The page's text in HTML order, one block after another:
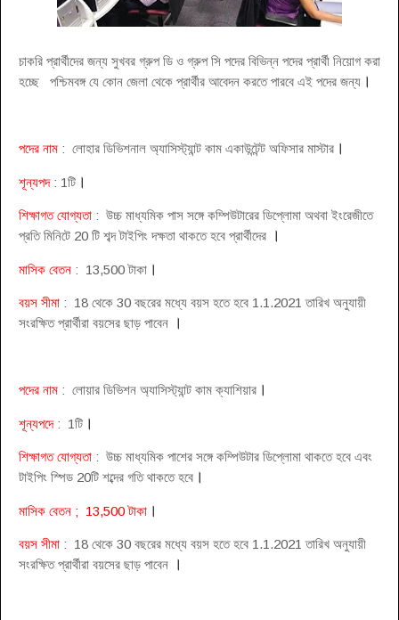
চাকরি প্রার্থীদের জন্য সুখবর গ্রুপ ডি ও গ্রুপ সি পদের বিভিন্ন পদের প্রার্থী নিয়োগ করা
হচ্ছে পশ্চিমবঙ্গ যে কোন জেলা থেকে প্রার্থীর আবেদন করতে পারবে এই পদের জন্য ।
পদের নাম : লোহার ডিভিশনাল অ্যাসিস্ট্যান্ট কাম একাউন্টেন্ট অফিসার মাস্টার ।
শূন্যপদ: 1টি ।
শিক্ষাগত যোগ্যতা : উচ্চ মাধ্যমিক পাস সঙ্গে কম্পিউটারের ডিপ্লোমা অথবা ইংরেজীতে
প্রতি মিনিটে 20 টি শব্দ টাইপিং দক্ষতা থাকতে হবে প্রার্থীদের ।
মাসিক বেতন : 13,500 টাকা ।
বয়স সীমা : 18 থেকে 30 বছরের মধ্যে বয়স হতে হবে 1.1.2021 তারিখ অনুযায়ী
সংরক্ষিত প্রার্থীরা বয়সের ছাড় পাবেন ।
পদের নাম : লোয়ার ডিভিশন অ্যাসিস্ট্যান্ট কাম ক্যাশিয়ার ।
শূন্যপদে: 1টি ।
শিক্ষাগত যোগ্যতা : উচ্চ মাধ্যমিক পাশের সঙ্গে কম্পিউটার ডিপ্লোমা থাকতে হবে এবং
টাইপিং স্পিড 20টি শব্দের গতি থাকতে হবে ।
মাসিক বেতন ; 13,500 টাকা ।
বয়স সীমা : 18 থেকে 30 বছরের মধ্যে বয়স হতে হবে 1.1.2021 তারিখ অনুযায়ী
সংরক্ষিত প্রার্থীরা বয়সের ছাড় পাবেন ।